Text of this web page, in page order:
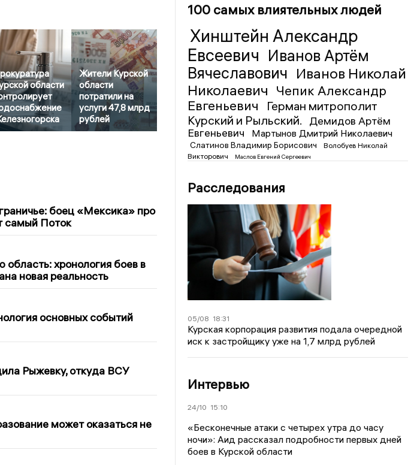
области
Жители Курской
области
потратили на
услуги 47,8 млрд
рублей
боец «Мексика» про
самый Поток
хронология боев в
новая реальность
основных событий
Рыжевку, откуда ВСУ
может оказаться не
100 самых влиятельных людей
Хинштейн Александр
Евсеевич Иванов Артём
Вячеславович Иванов Николай
Николаевич Чепик Александр
Евгеньевич
Герман митрополит
Курский и Рыльский.
Демидов Артём
Евгеньевич
Мартынов Дмитрий Николаевич
Слатинов Владимир Борисович
Волобуев Николай
Викторович
Маслов Евгений Сергеевич
Расследования
05/08 18:31
Курская корпорация развития подала очередной
иск к застройщику уже на 1,7 млрд рублей
Интервью
24/10 15:10
«Бесконечные атаки с четырех утра до часу
ночи»: Аид рассказал подробности первых дней
боев в Курской области